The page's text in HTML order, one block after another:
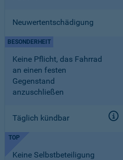
Neuwertentschädigung
Keine Pflicht, das Fahrrad
an einen festen
Gegenstand
anzuschließen
BESONDERHEIT
Täglich kündbar
TOP
Keine Selbstbeteiligung